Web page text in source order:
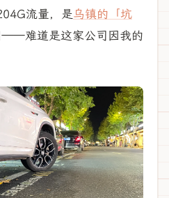
流量，是乌镇的「坑
——难道是这家公司因我的